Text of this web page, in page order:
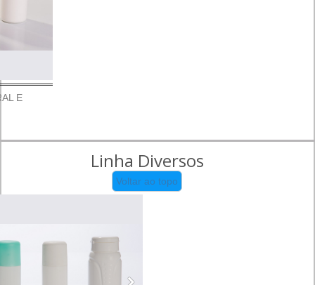
E
Linha Diversos
Voltar ao topo